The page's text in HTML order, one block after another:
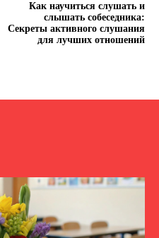
Как научиться слушать и
слышать собеседника:
Секреты активного слушания
для лучших отношений